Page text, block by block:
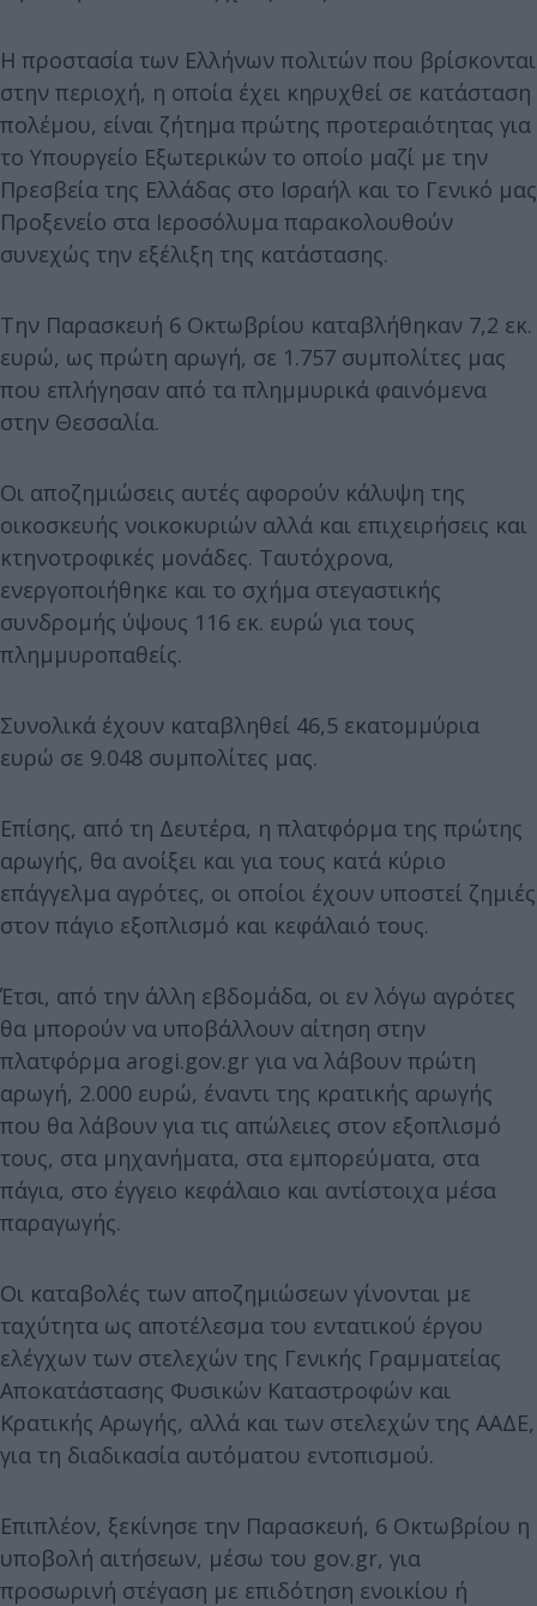
Η προστασία των Ελλήνων πολιτών που βρίσκονται
στην περιοχή, η οποία έχει κηρυχθεί σε κατάσταση
πολέμου, είναι ζήτημα πρώτης προτεραιότητας για
το Υπουργείο Εξωτερικών το οποίο μαζί με την
Πρεσβεία της Ελλάδας στο Ισραήλ και το Γενικό μας
Προξενείο στα Ιεροσόλυμα παρακολουθούν
συνεχώς την εξέλιξη της κατάστασης.
Την Παρασκευή 6 Οκτωβρίου καταβλήθηκαν 7,2 εκ.
ευρώ, ως πρώτη αρωγή, σε 1.757 συμπολίτες μας
που επλήγησαν από τα πλημμυρικά φαινόμενα
στην Θεσσαλία.
Οι αποζημιώσεις αυτές αφορούν κάλυψη της
οικοσκευής νοικοκυριών αλλά και επιχειρήσεις και
κτηνοτροφικές μονάδες. Ταυτόχρονα,
ενεργοποιήθηκε και το σχήμα στεγαστικής
συνδρομής ύψους 116 εκ. ευρώ για τους
πλημμυροπαθείς.
Συνολικά έχουν καταβληθεί 46,5 εκατομμύρια
ευρώ σε 9.048 συμπολίτες μας.
Επίσης, από τη Δευτέρα, η πλατφόρμα της πρώτης
αρωγής, θα ανοίξει και για τους κατά κύριο
επάγγελμα αγρότες, οι οποίοι έχουν υποστεί ζημιές
στον πάγιο εξοπλισμό και κεφάλαιό τους.
Έτσι, από την άλλη εβδομάδα, οι εν λόγω αγρότες
θα μπορούν να υποβάλλουν αίτηση στην
πλατφόρμα arogi.gov.gr για να λάβουν πρώτη
αρωγή, 2.000 ευρώ, έναντι της κρατικής αρωγής
που θα λάβουν για τις απώλειες στον εξοπλισμό
τους, στα μηχανήματα, στα εμπορεύματα, στα
πάγια, στο έγγειο κεφάλαιο και αντίστοιχα μέσα
παραγωγής.
Οι καταβολές των αποζημιώσεων γίνονται με
ταχύτητα ως αποτέλεσμα του εντατικού έργου
ελέγχων των στελεχών της Γενικής Γραμματείας
Αποκατάστασης Φυσικών Καταστροφών και
Κρατικής Αρωγής, αλλά και των στελεχών της ΑΑΔΕ,
για τη διαδικασία αυτόματου εντοπισμού.
Επιπλέον, ξεκίνησε την Παρασκευή, 6 Οκτωβρίου η
υποβολή αιτήσεων, μέσω του gov.gr, για
προσωρινή στέγαση με επιδότηση ενοικίου ή